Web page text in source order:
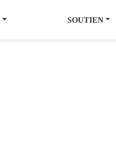
SOUTIEN